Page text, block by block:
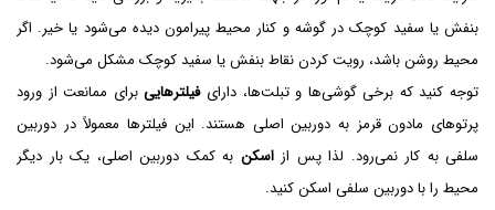
بنفش یا سفید کوچک در گوشه و کنار محیط پیرامون دیده می‌شود یا خیر. اگر
محیط روشن باشد، رویت کردن نقاط بنفش یا سفید کوچک مشکل می‌شود.
توجه کنید که برخی گوشی‌ها و تبلت‌ها، دارایفیلترهاییبرای ممانعت از ورود
پرتوهای مادون قرمز به دوربین اصلی هستند. این فیلترها معمولاً در دوربین
سلفی به کار نمی‌رود. لذا پس ازاسکن به کمک دوربین اصلی، یک بار دیگر
محیط را با دوربین سلفی اسکن کنید.